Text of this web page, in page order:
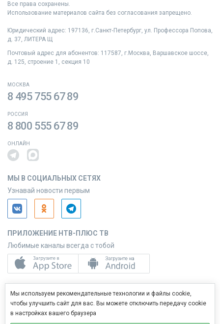
Все права сохранены.
Использование материалов сайта без согласования запрещено.
Юридический адрес: 197136, г.Санкт‑Петербург, ул. Профессора Попова,
д. 37, ЛИТЕРА Щ
Почтовый адрес для абонентов: 117587, г.Москва, Варшавское шоссе,
д. 125, строение 1, секция 10
МОСКВА
8 495 755 67 89
РОССИЯ
8 800 555 67 89
ОНЛАЙН
МЫ В СОЦИАЛЬНЫХ СЕТЯХ
Узнавай новости первым
ПРИЛОЖЕНИЕ НТВ-ПЛЮС ТВ
Любимые каналы всегда с тобой
Управляй услугами с телефона
Мы используем рекомендательные технологии и файлы cookie,
чтобы улучшить сайт для вас. Вы можете отключить передачу cookie
в настройках вашего браузера